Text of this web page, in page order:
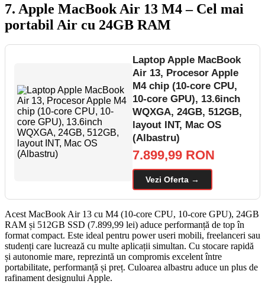
7. Apple MacBook Air 13 M4 – Cel mai
portabil Air cu 24GB RAM
Laptop Apple MacBook
Air 13, Procesor Apple
M4 chip (10-core CPU,
10-core GPU), 13.6inch
WQXGA, 24GB, 512GB,
layout INT, Mac OS
(Albastru)
7.899,99 RON
Vezi Oferta →
Acest MacBook Air 13 cu M4 (10-core CPU, 10-core GPU), 24GB
RAM și 512GB SSD (7.899,99 lei) aduce performanță de top în
format compact. Este ideal pentru power useri mobili, freelanceri sau
studenți care lucrează cu multe aplicații simultan. Cu stocare rapidă
și autonomie mare, reprezintă un compromis excelent între
portabilitate, performanță și preț. Culoarea albastru aduce un plus de
rafinament designului Apple.